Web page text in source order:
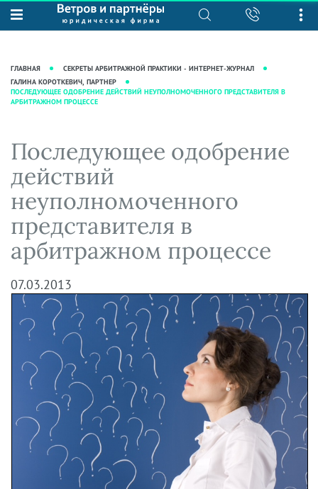
О нас
Рекомендации
Награды и рейтинги
фирмы
Кейсы
Вакансии
Юридические услуги
Интеллектуальная собственность
Корпоративная практика
Сопровождение бизнеса
Ведение уголовных дел
Защита активов
Ведение дел о банкротстве
База знаний
Журнал "Секреты арбитражной
практики"
Статьи
Аудиоподкасты
Видеоподкасты
Справочная
Вопросы-ответы
Вебинары и семинары
Прямые эфиры
ГЛАВНАЯ
СЕКРЕТЫ АРБИТРАЖНОЙ ПРАКТИКИ - ИНТЕРНЕТ-ЖУРНАЛ
ГАЛИНА КОРОТКЕВИЧ, ПАРТНЕР
ПОСЛЕДУЮЩЕЕ ОДОБРЕНИЕ ДЕЙСТВИЙ НЕУПОЛНОМОЧЕННОГО ПРЕДСТАВИТЕЛЯ В
АРБИТРАЖНОМ ПРОЦЕССЕ
Последующее одобрение
действий
неуполномоченного
представителя в
арбитражном процессе
07.03.2013